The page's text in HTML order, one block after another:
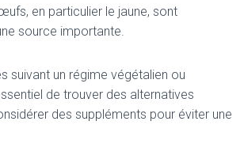
en particulier le jaune, sont
source importante.
suivant un régime végétalien ou
de trouver des alternatives
des suppléments pour éviter une